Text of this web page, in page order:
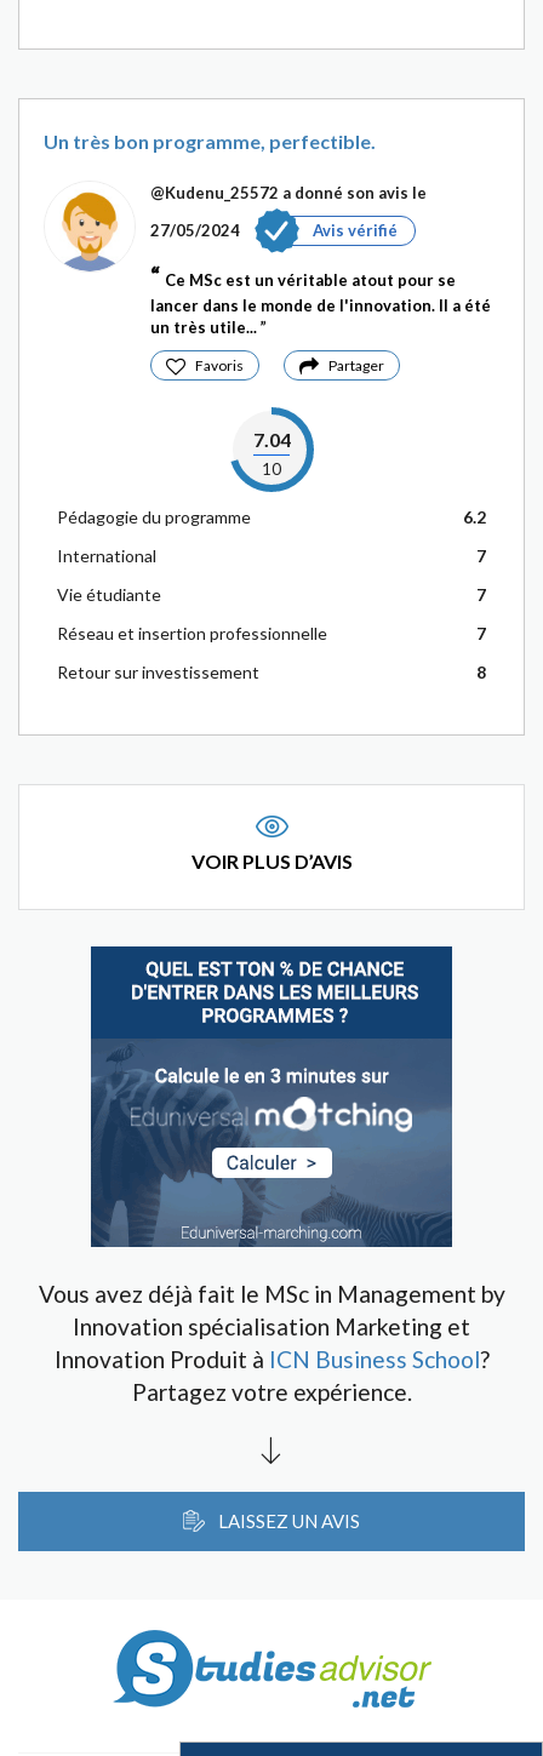
Un très bon programme, perfectible.
@Kudenu_25572 a donné son avis le
27/05/2024
Avis vérifié
Ce MSc est un véritable atout pour se
lancer dans le monde de l'innovation. Il a été
un très utile...
Favoris Partager
7.04
10
Pédagogie du programme
6.2
International
7
Vie étudiante
7
Réseau et insertion professionnelle
7
Retour sur investissement
8
VOIR PLUS D’AVIS
Vous avez déjà fait le MSc in Management by
Innovation spécialisation Marketing et
Innovation Produit à ICN Business School?
Partagez votre expérience.
LAISSEZ UN AVIS